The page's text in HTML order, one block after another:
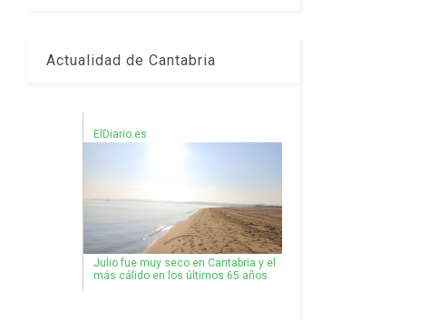
Actualidad de Cantabria
ElDiario.es
Julio fue muy seco en Cantabria y el
más cálido en los últimos 65 años